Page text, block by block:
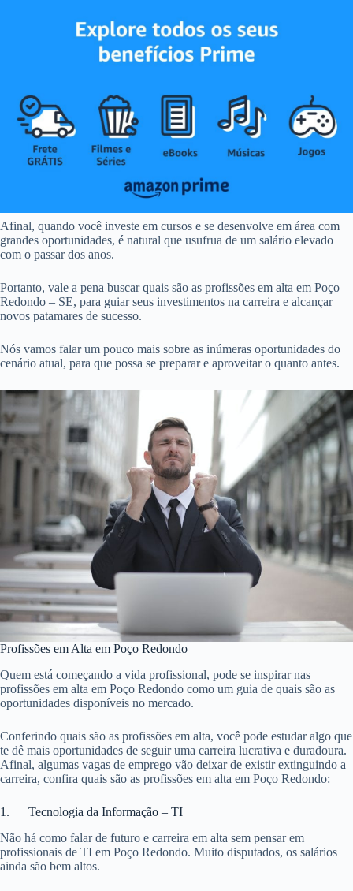
Afinal, quando você investe em cursos e se desenvolve em área com
grandes oportunidades, é natural que usufrua de um salário elevado
com o passar dos anos.
Portanto, vale a pena buscar quais são as profissões em alta em Poço
Redondo – SE, para guiar seus investimentos na carreira e alcançar
novos patamares de sucesso.
Nós vamos falar um pouco mais sobre as inúmeras oportunidades do
cenário atual, para que possa se preparar e aproveitar o quanto antes.
Profissões em Alta em Poço Redondo
Quem está começando a vida profissional, pode se inspirar nas
profissões em alta em Poço Redondo como um guia de quais são as
oportunidades disponíveis no mercado.
Conferindo quais são as profissões em alta, você pode estudar algo que
te dê mais oportunidades de seguir uma carreira lucrativa e duradoura.
Afinal, algumas vagas de emprego vão deixar de existir extinguindo a
carreira, confira quais são as profissões em alta em Poço Redondo:
1. Tecnologia da Informação – TI
Não há como falar de futuro e carreira em alta sem pensar em
profissionais de TI em Poço Redondo. Muito disputados, os salários
ainda são bem altos.